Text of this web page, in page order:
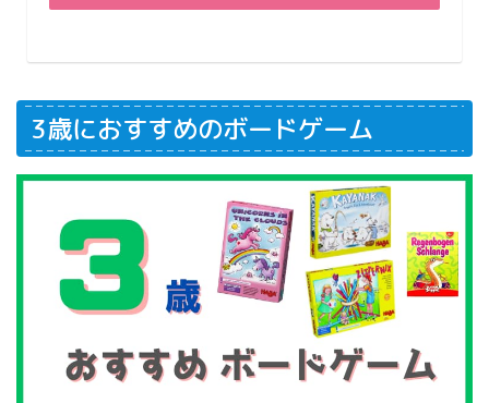
3歳におすすめのボードゲーム